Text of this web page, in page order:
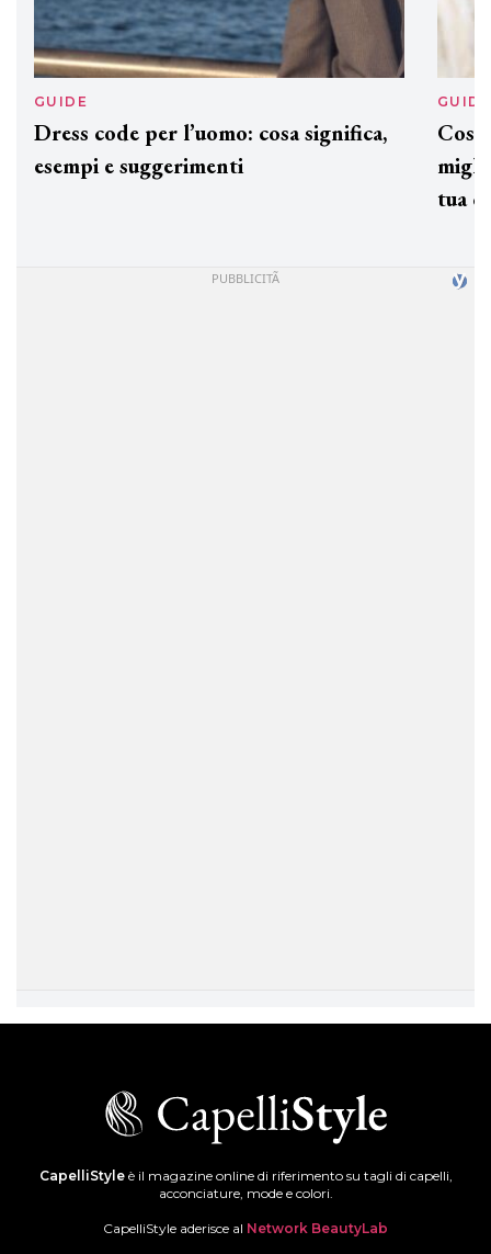
GUIDE
Dress code per l’uomo: cosa significa,
esempi e suggerimenti
GUIDE
tua
CapelliStyleè il magazine online di riferimento su tagli di capelli,
acconciature, mode e colori.
CapelliStyle aderisce al Network BeautyLab